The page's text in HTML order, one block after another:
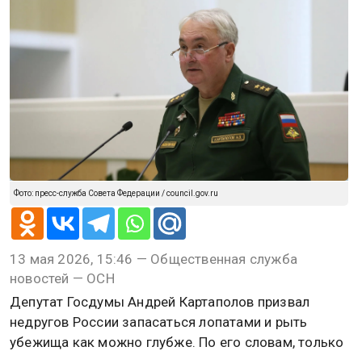
Фото: пресс-служба Совета Федерации / council.gov.ru
13 мая 2026, 15:46 — Общественная служба
новостей — ОСН
Депутат Госдумы Андрей Картаполов призвал
недругов России запасаться лопатами и рыть
убежища как можно глубже. По его словам, только